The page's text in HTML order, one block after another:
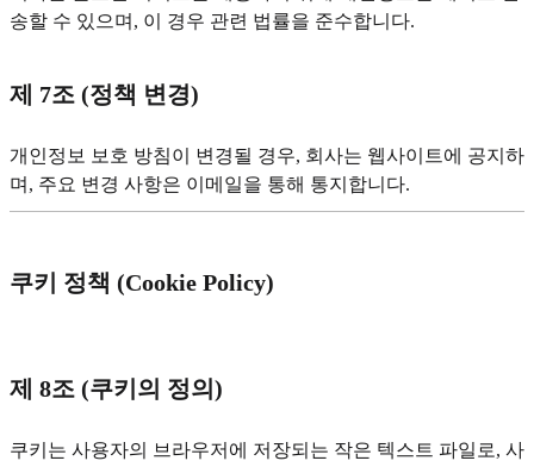
송할 수 있으며, 이 경우 관련 법률을 준수합니다.
제 7조 (정책 변경)
개인정보 보호 방침이 변경될 경우, 회사는 웹사이트에 공지하
며, 주요 변경 사항은 이메일을 통해 통지합니다.
쿠키 정책 (Cookie Policy)
제 8조 (쿠키의 정의)
쿠키는 사용자의 브라우저에 저장되는 작은 텍스트 파일로, 사